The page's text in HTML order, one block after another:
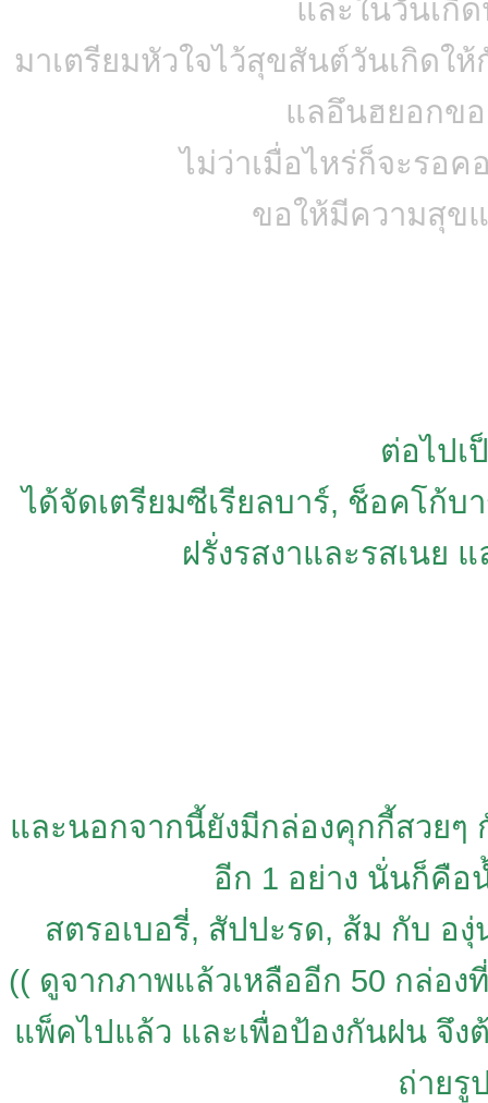
และในวันเกิ
มาเตรียมหัวใจไว้สุขสันต์วันเกิดใ
แลอึนฮยอกข
ไม่ว่าเมื่อไหร่ก็จะรอ
ขอให้มีความสุข
ต่อไปเ
ได้จัดเตรียมซีเรียลบาร์, ช็อคโก้
ฝรั่งรสงาและรสเนย
และนอกจากนี้ยังมีกล่องคุกกี้สวยๆ
อีก 1 อย่าง นั่นก็คือ
สตรอเบอรี่, สัปปะรด, ส้ม กับ องุ่
(( ดูจากภาพแล้วเหลืออีก 50 กล่อ
แพ็คไปแล้ว และเพื่อป้องกันฝน จึง
ถ่ายรู